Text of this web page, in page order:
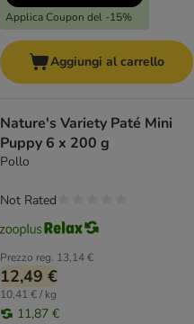
Applica Coupon del -15%
Aggiungi al carrello
Nature's Variety Paté Mini
Puppy 6 x 200 g
Pollo
Prezzo reg. 13,14 €
12,49 €
10,41 € / kg
11,87 €
Not Rated